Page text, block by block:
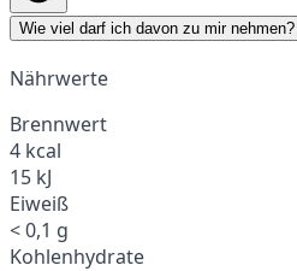
Wie viel darf ich davon zu mir nehmen?
Nährwerte
Brennwert
4 kcal
15 kJ
Eiweiß
< 0,1 g
Kohlenhydrate